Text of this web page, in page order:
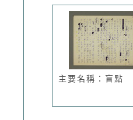
主要名稱：盲點